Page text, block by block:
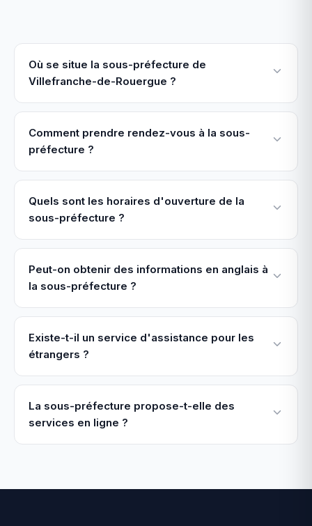
Où se situe la sous-préfecture de
Villefranche-de-Rouergue ?
Comment prendre rendez-vous à la sous-
préfecture ?
Quels sont les horaires d'ouverture de la
sous-préfecture ?
Peut-on obtenir des informations en anglais à
la sous-préfecture ?
Existe-t-il un service d'assistance pour les
étrangers ?
La sous-préfecture propose-t-elle des
services en ligne ?